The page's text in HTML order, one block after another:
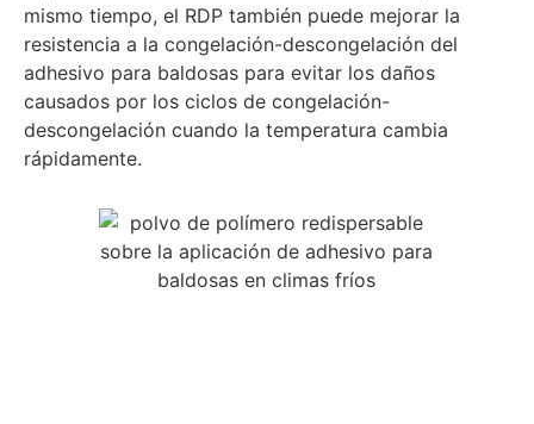
mismo tiempo, el RDP también puede mejorar la
resistencia a la congelación-descongelación del
adhesivo para baldosas para evitar los daños
causados por los ciclos de congelación-
descongelación cuando la temperatura cambia
rápidamente.